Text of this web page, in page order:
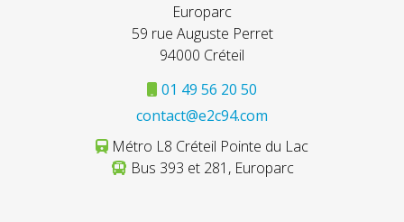
Europarc
59 rue Auguste Perret
94000 Créteil
01 49 56 20 50
contact@e2c94.com
Métro L8 Créteil Pointe du Lac
Bus 393 et 281, Europarc